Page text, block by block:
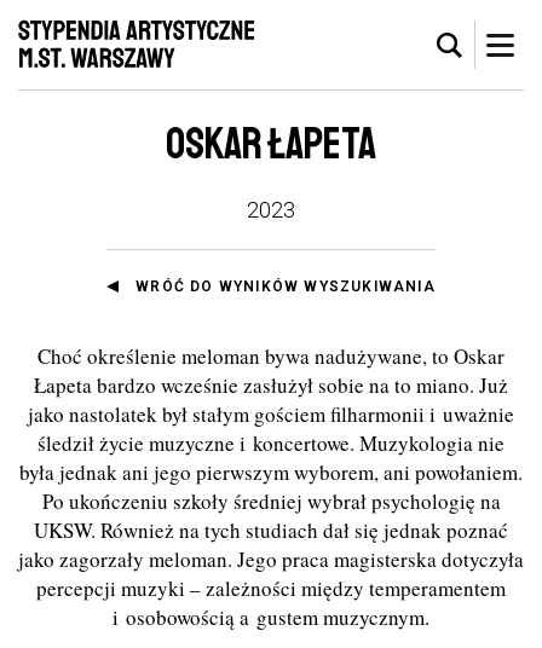
OSKAR ŁAPETA
2023
WRÓĆ DO WYNIKÓW WYSZUKIWANIA
Choć określenie meloman bywa nadużywane, to Oskar
Łapeta bardzo wcześnie zasłużył sobie na to miano. Już
jako nastolatek był stałym gościem filharmonii i uważnie
śledził życie muzyczne i koncertowe. Muzykologia nie
była jednak ani jego pierwszym wyborem, ani powołaniem.
Po ukończeniu szkoły średniej wybrał psychologię na
UKSW. Również na tych studiach dał się jednak poznać
jako zagorzały meloman. Jego praca magisterska dotyczyła
percepcji muzyki – zależności między temperamentem
i osobowością a gustem muzycznym.